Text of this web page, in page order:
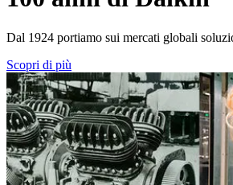
Dal 1924 portiamo sui mercati globali
Scopri di più